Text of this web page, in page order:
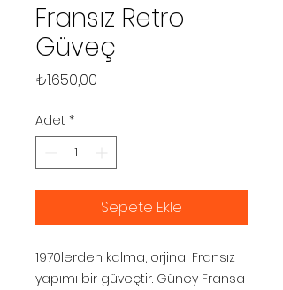
Fransız Retro
Güveç
₺1.650,00
Adet *
Sepete Ekle
1970lerden kalma, orjinal Fransız
yapımı bir güveçtir. Güney Fransa